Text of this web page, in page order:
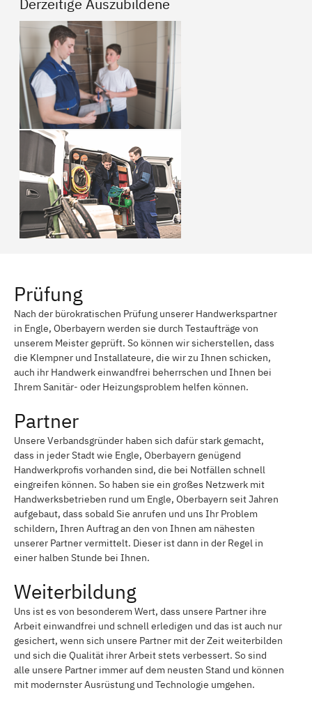
Prüfung
Nach der bürokratischen Prüfung unserer Handwerkspartner
in Engle, Oberbayern werden sie durch Testaufträge von
unserem Meister geprüft. So können wir sicherstellen, dass
die Klempner und Installateure, die wir zu Ihnen schicken,
auch ihr Handwerk einwandfrei beherrschen und Ihnen bei
Ihrem Sanitär- oder Heizungsproblem helfen können.
Partner
Unsere Verbandsgründer haben sich dafür stark gemacht,
dass in jeder Stadt wie Engle, Oberbayern genügend
Handwerkprofis vorhanden sind, die bei Notfällen schnell
eingreifen können. So haben sie ein großes Netzwerk mit
Handwerksbetrieben rund um Engle, Oberbayern seit Jahren
aufgebaut, dass sobald Sie anrufen und uns Ihr Problem
schildern, Ihren Auftrag an den von Ihnen am nähesten
unserer Partner vermittelt. Dieser ist dann in der Regel in
einer halben Stunde bei Ihnen.
Weiterbildung
Uns ist es von besonderem Wert, dass unsere Partner ihre
Arbeit einwandfrei und schnell erledigen und das ist auch nur
gesichert, wenn sich unsere Partner mit der Zeit weiterbilden
und sich die Qualität ihrer Arbeit stets verbessert. So sind
alle unsere Partner immer auf dem neusten Stand und können
mit modernster Ausrüstung und Technologie umgehen.